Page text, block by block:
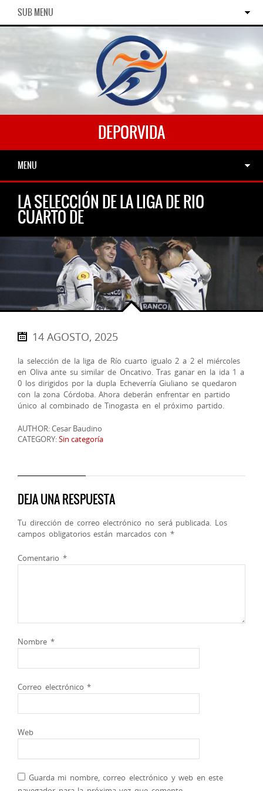
SUB MENU
DEPORVIDA
MENU
LA SELECCIÓN DE LA LIGA DE RIO
CUARTO DE
14 AGOSTO, 2025
la selección de la liga de Río cuarto igualo 2 a 2 el miércoles
en Oliva ante su similar de Oncativo. Tras ganar en la ida 1 a
0 los dirigidos por la dupla Echeverría Giuliano se quedaron
con la zona Córdoba. Ahora deberán enfrentar en partido
único al combinado de Tinogasta en el próximo partido.
AUTHOR: Cesar Baudino
CATEGORY:Sin categoría
DEJA UNA RESPUESTA
Tu dirección de correo electrónico no será publicada. Los
campos obligatorios están marcados con *
Comentario *
Nombre *
Correo electrónico*
Web
Guarda mi nombre, correo electrónico y web en este